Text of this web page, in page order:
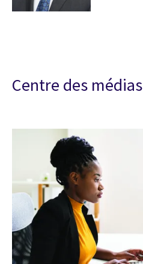
Centre des médias